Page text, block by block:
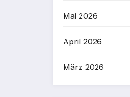
Mai 2026
April 2026
März 2026